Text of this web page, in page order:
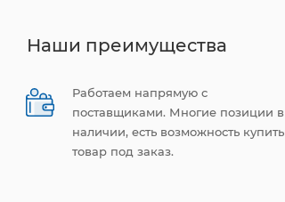
Наши преимущества
Работаем напрямую с
поставщиками. Многие позиции в
наличии, есть возможность купить
товар под заказ.